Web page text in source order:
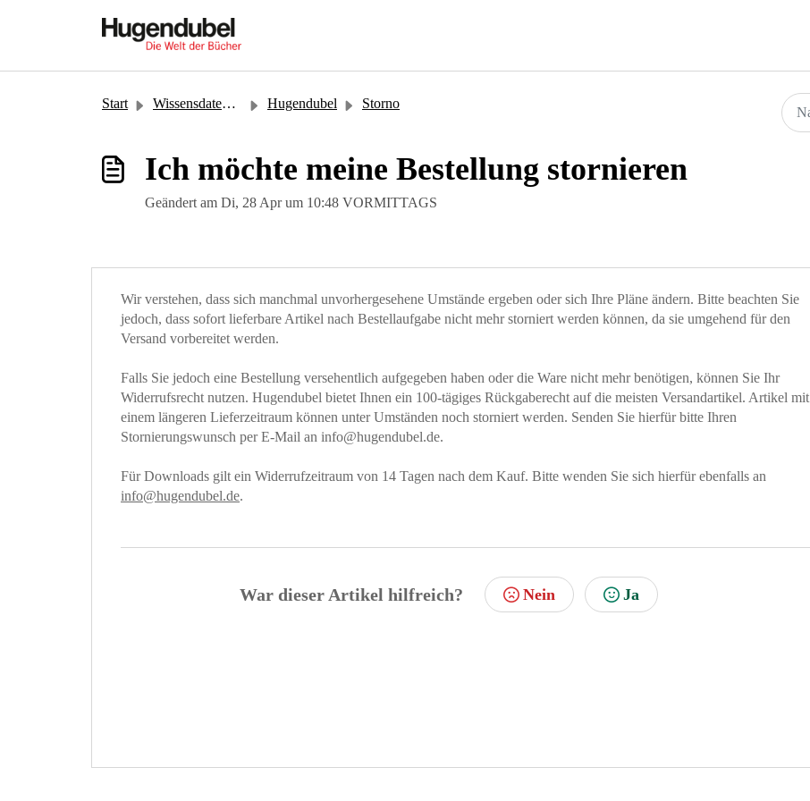
Start Wissensdatenbank Hugendubel Storno
Ich möchte meine Bestellung stornieren
Geändert am Di, 28 Apr um 10:48 VORMITTAGS
Wir verstehen, dass sich manchmal unvorhergesehene Umstände ergeben oder sich Ihre Pläne ändern. Bitte beachten Sie
jedoch, dass sofort lieferbare Artikel nach Bestellaufgabe nicht mehr storniert werden können, da sie umgehend für den
Versand vorbereitet werden.
Falls Sie jedoch eine Bestellung versehentlich aufgegeben haben oder die Ware nicht mehr benötigen, können Sie Ihr
Widerrufsrecht nutzen. Hugendubel bietet Ihnen ein 100-tägiges Rückgaberecht auf die meisten Versandartikel. Artikel mit
einem längeren Lieferzeitraum können unter Umständen noch storniert werden. Senden Sie hierfür bitte Ihren
Stornierungswunsch per E-Mail an info@hugendubel.de.
Für Downloads gilt ein Widerrufzeitraum von 14 Tagen nach dem Kauf. Bitte wenden Sie sich hierfür ebenfalls an
info@hugendubel.de.
War dieser Artikel hilfreich? Nein Ja